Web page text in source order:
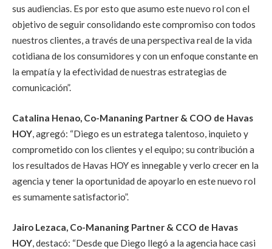
sus audiencias. Es por esto que asumo este nuevo rol con el
objetivo de seguir consolidando este compromiso con todos
nuestros clientes, a través de una perspectiva real de la vida
cotidiana de los consumidores y con un enfoque constante en
la empatía y la efectividad de nuestras estrategias de
comunicación”.
Catalina Henao, Co-Mananing Partner & COO de Havas
HOY, agregó: “Diego es un estratega talentoso, inquieto y
comprometido con los clientes y el equipo; su contribución a
los resultados de Havas HOY es innegable y verlo crecer en la
agencia y tener la oportunidad de apoyarlo en este nuevo rol
es sumamente satisfactorio”.
Jairo Lezaca, Co-Mananing Partner & CCO de Havas
HOY , destacó: “Desde que Diego llegó a la agencia hace casi